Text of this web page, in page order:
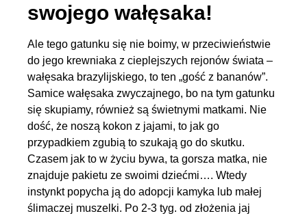
swojego wałęsaka!
Ale tego gatunku się nie boimy, w przeciwieństwie
do jego krewniaka z cieplejszych rejonów świata –
wałęsaka brazylijskiego, to ten „gość z bananów”.
Samice wałęsaka zwyczajnego, bo na tym gatunku
się skupiamy, również są świetnymi matkami. Nie
dość, że noszą kokon z jajami, to jak go
przypadkiem zgubią to szukają go do skutku.
Czasem jak to w życiu bywa, ta gorsza matka, nie
znajduje pakietu ze swoimi dziećmi…. Wtedy
instynkt popycha ją do adopcji kamyka lub małej
ślimaczej muszelki. Po 2-3 tyg. od złożenia jaj